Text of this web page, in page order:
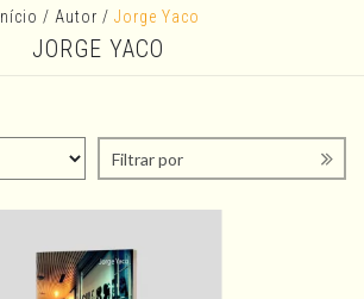
Início / Autor / Jorge Yaco
JORGE YACO
Filtrar por